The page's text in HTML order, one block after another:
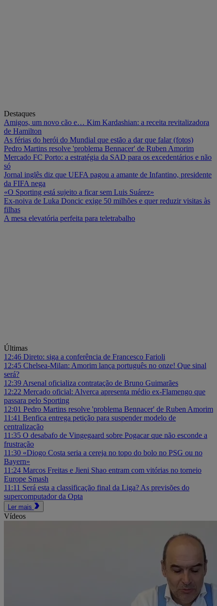
Destaques
Amigos, um novo cão e… Kim Kardashian: a receita revitalizadora
de Hamilton
As férias do herói do Mundial que estão a dar que falar (fotos)
Pedro Martins resolve 'problema Bennacer' de Ruben Amorim
Mercado FC Porto: a estratégia da SAD para os excedentários e não
só
Jornal inglês diz que UEFA pagou a amante de Infantino, presidente
da FIFA nega
«O Sporting está sujeito a ficar sem Luis Suárez»
Ex-noiva de Luka Doncic exige 50 milhões e quer reduzir visitas às
filhas
A mesa elevatória perfeita para teletrabalho
Últimas
12:46 Direto: siga a conferência de Francesco Farioli
12:45 Chelsea-Milan: Amorim lança português no onze! Que sinal
será?
12:39 Arsenal oficializa contratação de Bruno Guimarães
12:22 Mercado oficial: Alverca apresenta médio ex-Flamengo que
passara pelo Sporting
12:01 Pedro Martins resolve 'problema Bennacer' de Ruben Amorim
11:41 Benfica entrega petição para suspender modelo de
centralização
11:35 O desabafo de Vingegaard sobre Pogacar que não esconde a
frustração
11:30 «Diogo Costa seria a cereja no topo do bolo no PSG ou no
Bayern»
11:24 Marcos Freitas e Jieni Shao entram com vitórias no torneio
Europe Smash
11:11 Será esta a classificação final da Liga? As previsões do
supercomputador da Opta
Ler mais
Vídeos